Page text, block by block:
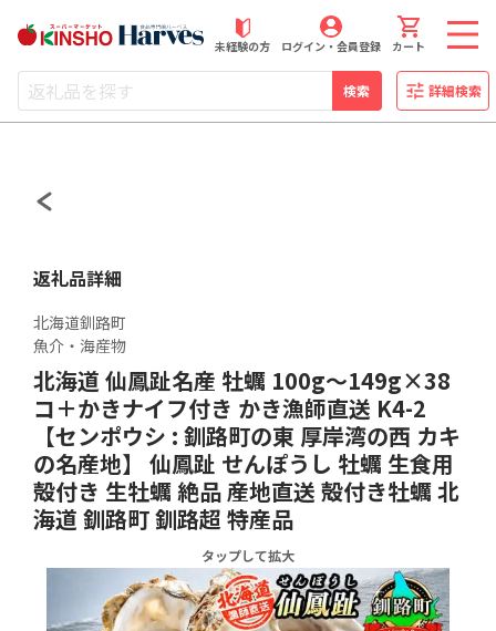
近商ストアふるさと納税
未経験の方 ログイン・会員登録 カート
検索 詳細検索
返礼品詳細
北海道釧路町
魚介・海産物
北海道 仙鳳趾名産 牡蠣 100g～149g×38
コ＋かきナイフ付き かき漁師直送 K4-2
【センポウシ : 釧路町の東 厚岸湾の西 カキ
の名産地】 仙鳳趾 せんぽうし 牡蠣 生食用
殻付き 生牡蠣 絶品 産地直送 殻付き牡蠣 北
海道 釧路町 釧路超 特産品
タップして拡大